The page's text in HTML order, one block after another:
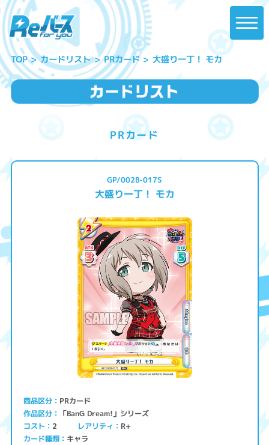
TOP カードリスト PRカード 大盛り一丁！ モカ
PRカード
GP/002B-017S
大盛り一丁！ モカ
商品区分 PRカード
作品区分 「BanG Dream!」シリーズ
コスト 2 レアリティ R+
カード種類 キャラ